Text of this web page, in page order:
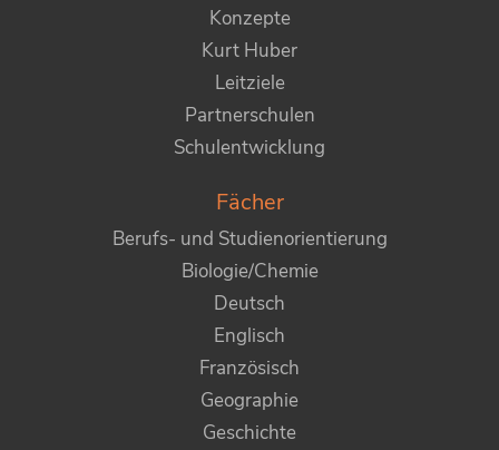
Konzepte
Kurt Huber
Leitziele
Partnerschulen
Schulentwicklung
Fächer
Berufs- und Studienorientierung
Biologie/Chemie
Deutsch
Englisch
Französisch
Geographie
Geschichte